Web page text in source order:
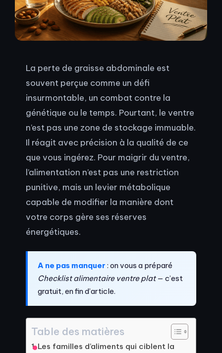
La perte de graisse abdominale est
souvent perçue comme un défi
insurmontable, un combat contre la
génétique ou le temps. Pourtant, le ventre
n’est pas une zone de stockage immuable.
Il réagit avec précision à la qualité de ce
que vous ingérez. Pour maigrir du ventre,
l’alimentation n’est pas une restriction
punitive, mais un levier métabolique
capable de modifier la manière dont
votre corps gère ses réserves
énergétiques.
A ne pas manquer : on vous a préparé
Checklist alimentaire ventre plat— c’est
gratuit, en fin d’article.
Table des matières
Les familles d’aliments qui ciblent la